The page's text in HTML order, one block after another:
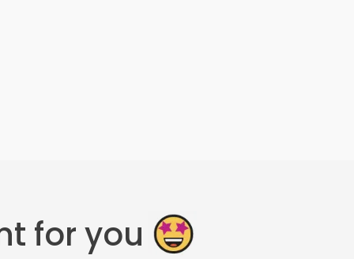
for you